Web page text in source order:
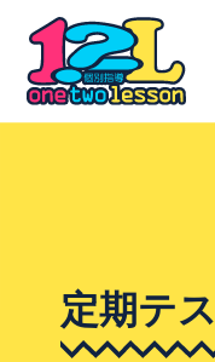
定期テ